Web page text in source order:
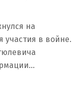
на
участия в войне.